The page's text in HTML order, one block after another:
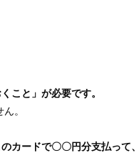
こと」が必要です。
。
カードで〇〇円分支払って